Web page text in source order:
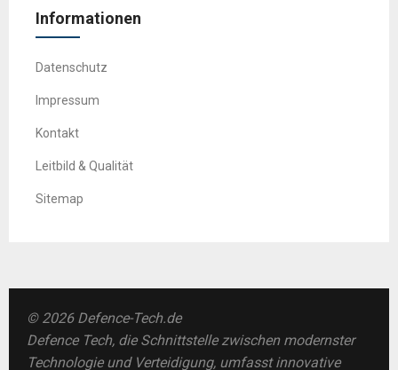
Informationen
Datenschutz
Impressum
Kontakt
Leitbild & Qualität
Sitemap
© 2026 Defence-Tech.de
Defence Tech, die Schnittstelle zwischen modernster
Technologie und Verteidigung, umfasst innovative